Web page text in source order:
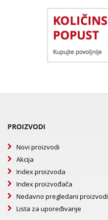
PROIZVODI
Novi proizvodi
Akcija
Index proizvoda
Index proizvođača
Nedavno pregledani proizvodi
Lista za upoređivanje